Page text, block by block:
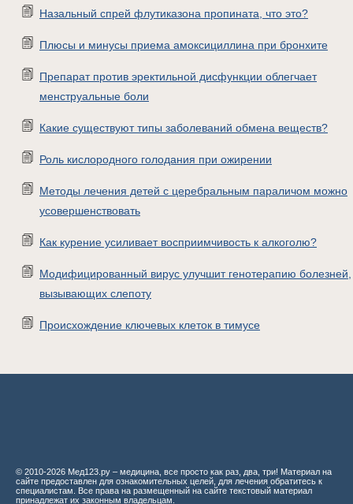
Назальный спрей флутиказона пропината, что это?
Плюсы и минусы приема амоксициллина при бронхите
Препарат против эректильной дисфункции облегчает
менструальные боли
Какие существуют типы заболеваний обмена веществ?
Роль кислородного голодания при ожирении
Методы лечения детей с церебральным параличом можно
усовершенствовать
Как курение усиливает восприимчивость к алкоголю?
Модифицированный вирус улучшит генотерапию болезней,
вызывающих слепоту
Происхождение ключевых клеток в тимусе
© 2010-2026 Мед123.ру – медицина, все просто как раз, два, три! Материал на
сайте предоставлен для ознакомительных целей, для лечения обратитесь к
специалистам. Все права на размещенный на сайте текстовый материал
принадлежат их законным владельцам.